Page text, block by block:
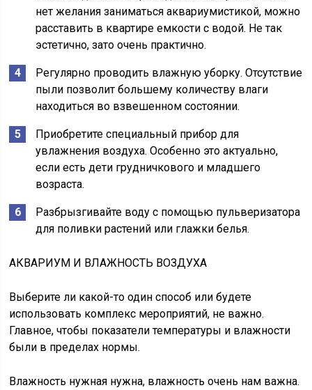
нет желания заниматься аквариумистикой, можно
расставить в квартире емкости с водой. Не так
эстетично, зато очень практично.
Регулярно проводить влажную уборку. Отсутствие
пыли позволит большему количеству влаги
находиться во взвешенном состоянии.
Приобретите специальный прибор для
увлажнения воздуха. Особенно это актуально,
если есть дети грудничкового и младшего
возраста.
Разбрызгивайте воду с помощью пульверизатора
для поливки растений или глажки белья.
АКВАРИУМ И ВЛАЖНОСТЬ ВОЗДУХА
Выберите ли какой-то один способ или будете
использовать комплекс мероприятий, не важно.
Главное, чтобы показатели температуры и влажности
были в пределах нормы.
Влажность нужная нужна, влажность очень нам важна.